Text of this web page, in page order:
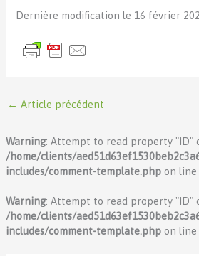
Dernière modification le 16 février
← Article précédent
Warning: Attempt to read property "ID"
/home/clients/
includes/comment-template.phpon line
Warning: Attempt to read property "ID"
/home/clients/
includes/comment-template.phpon line